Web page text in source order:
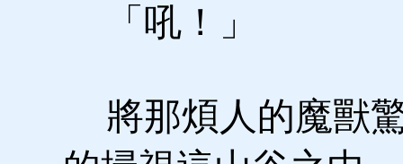
「吼！」
將那煩人的魔獸